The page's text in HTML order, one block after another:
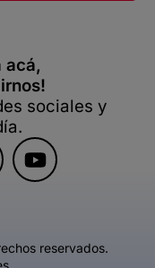
acá,
sociales y
reservados.